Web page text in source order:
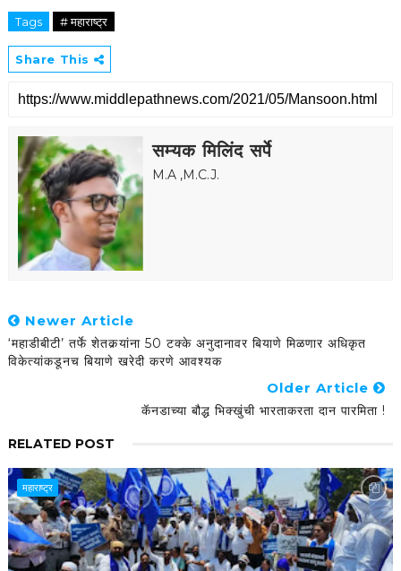
Tags # महाराष्ट्र
Share This
सम्यक मिलिंद सर्पे
M.A ,M.C.J.
Newer Article
‘महाडीबीटी’ तर्फे शेतकर्‍यांना 50 टक्के अनुदानावर बियाणे मिळणार अधिकृत
विकेत्यांकडूनच बियाणे खरेदी करणे आवश्यक
Older Article
कॅनडाच्या बौद्ध भिक्खुंची भारताकरता दान पारमिता !
RELATED POST
महाराष्ट्र